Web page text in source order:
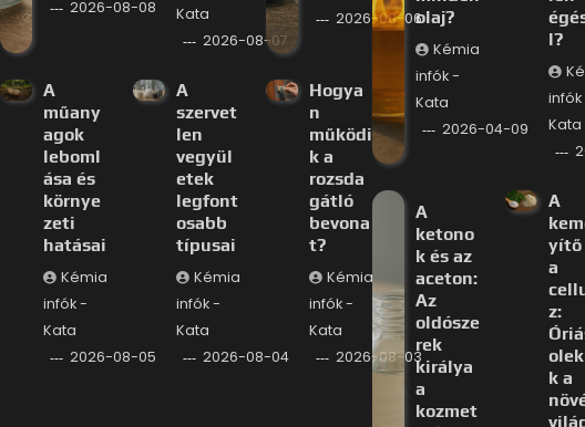
2026-08-08
Kata
2026-08-07
2026-08-06
A
műany
agok
leboml
ása és
környe
zeti
hatásai
Kémia
infók -
Kata
2026-08-05
A
szervet
len
vegyül
etek
legfont
osabb
típusai
Kémia
infók -
Kata
2026-08-04
Hogya
n
működi
k a
rozsda
gátló
bevona
t?
Kémia
infók -
Kata
2026-08-03
olaj?
Kémia
infók -
Kata
2026-04-09
l?
infók
Kata
A
ketono
k és az
aceton:
Az
oldósze
rek
királya
a
kozmet
A
yítő
a
z:
k a